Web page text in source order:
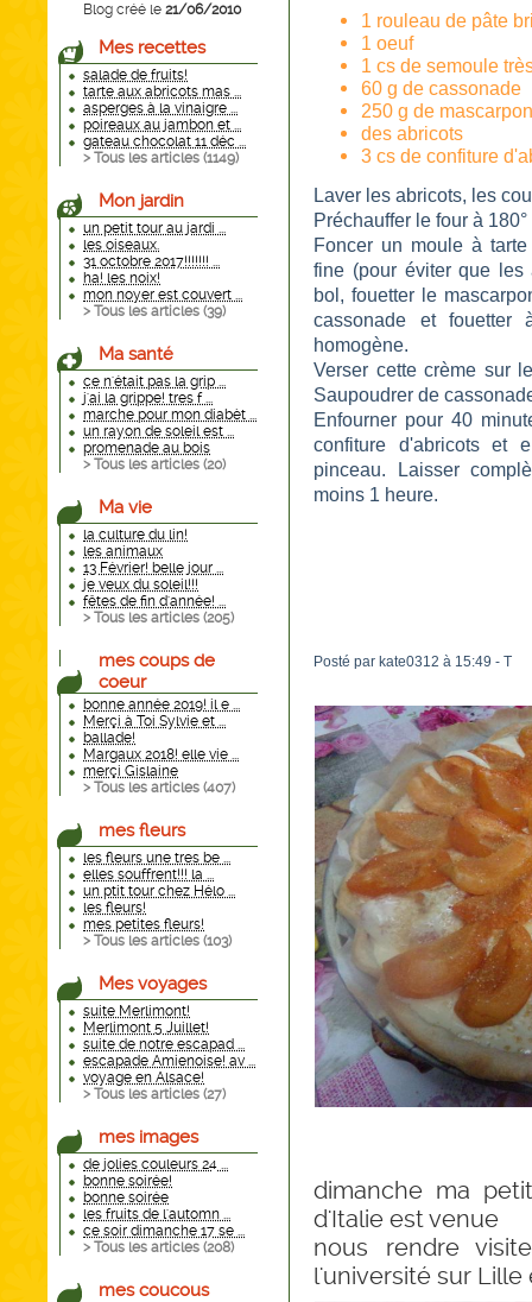
Blog créé le 21/06/2010
Mes recettes
salade de fruits!
tarte aux abricots mas ...
asperges à la vinaigre ...
poireaux au jambon et ...
gateau chocolat 11 déc ...
> Tous les articles (1149)
Mon jardin
un petit tour au jardi ...
les oiseaux.
31 octobre 2017!!!!!!! ...
ha! les noix!
mon noyer est couvert ...
> Tous les articles (39)
Ma santé
ce n'était pas la grip ...
j'ai la grippe! tres f ...
marche pour mon diabèt ...
un rayon de soleil est ...
promenade au bois
> Tous les articles (20)
Ma vie
la culture du lin!
les animaux
13 Février! belle jour ...
je veux du soleil!!!
fêtes de fin d'année! ...
> Tous les articles (205)
mes coups de
coeur
bonne année 2019! il e ...
Merçi à Toi Sylvie et ...
ballade!
Margaux 2018! elle vie ...
merçi Gislaine
> Tous les articles (407)
mes fleurs
les fleurs une tres be ...
elles souffrent!!! la ...
un ptit tour chez Hélo ...
les fleurs!
mes petites fleurs!
> Tous les articles (103)
Mes voyages
suite Merlimont!
Merlimont 5 Juillet!
suite de notre escapad ...
escapade Amienoise! av ...
voyage en Alsace!
> Tous les articles (27)
mes images
de jolies couleurs 24 ...
bonne soirée!
bonne soirée
les fruits de l'automn ...
ce soir dimanche 17 se ...
> Tous les articles (208)
mes coucous
1 rouleau de pâte
1 oeuf
1 cs de semoule
60 g de cassonade
250 g de
des abricots
3 cs de confiture
Laver les abricots, les
Préchauffer le four à 180°
Foncer un moule à
fine (pour éviter que les
bol, fouetter le
cassonade et fouetter
homogène.
Verser cette crème sur
Saupoudrer de
Enfourner pour 40
confiture d'abricots et
pinceau. Laisser
moins 1 heure.
Posté par kate0312 à 15:49 -T
dimanche ma
d'Italie est venue
nous rendre
l'université sur Lille